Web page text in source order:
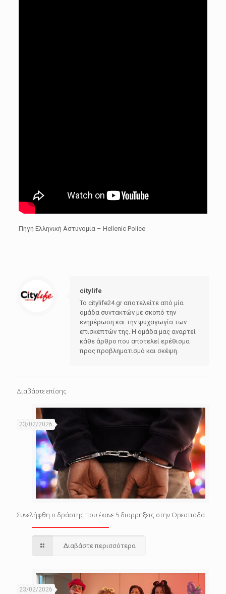
Πηγή Ελληνική Αστυνομία – Hellenic Police
citylife
Το citylife24.gr αποτελείτε από μία
ομάδα συντακτών με σκοπό την
ενημέρωση και την ψυχαγωγία των
επισκεπτών της. Η ομάδα μας αναρτεί
κάθε άρθρο που αποτελεί ερέθισμα
προς προβληματισμό και σκέψη.
Διαβάστε επίσης
23/02/2026
Συνελήφθη ο δράστης που έκανε 5 διαρρήξεις στην Ορεστιάδα
Διαβάστε περισσότερα
23/02/2026